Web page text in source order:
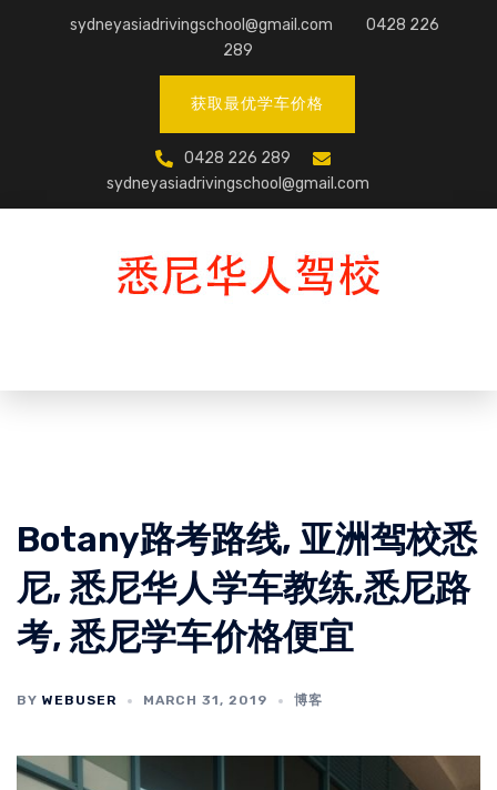
sydneyasiadrivingschool@gmail.com
0428 226
289
获取最优学车价格
0428 226 289
sydneyasiadrivingschool@gmail.com
Botany路考路线, 亚洲驾校悉
尼, 悉尼华人学车教练,悉尼路
考, 悉尼学车价格便宜
BY WEBUSER MARCH 31, 2019 博客